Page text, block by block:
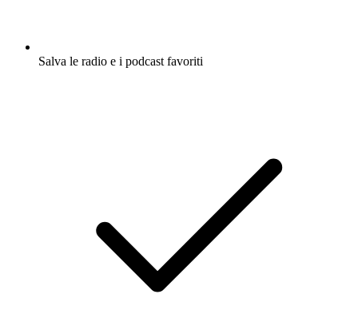
Salva le radio e i podcast favoriti